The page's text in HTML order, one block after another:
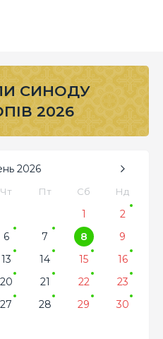
СИНОДУ
2026
2026
Чт Пт Сб Нд
1
2
6 7 8
9
13 14 15
16
20 21 22
23
27 28 29
30